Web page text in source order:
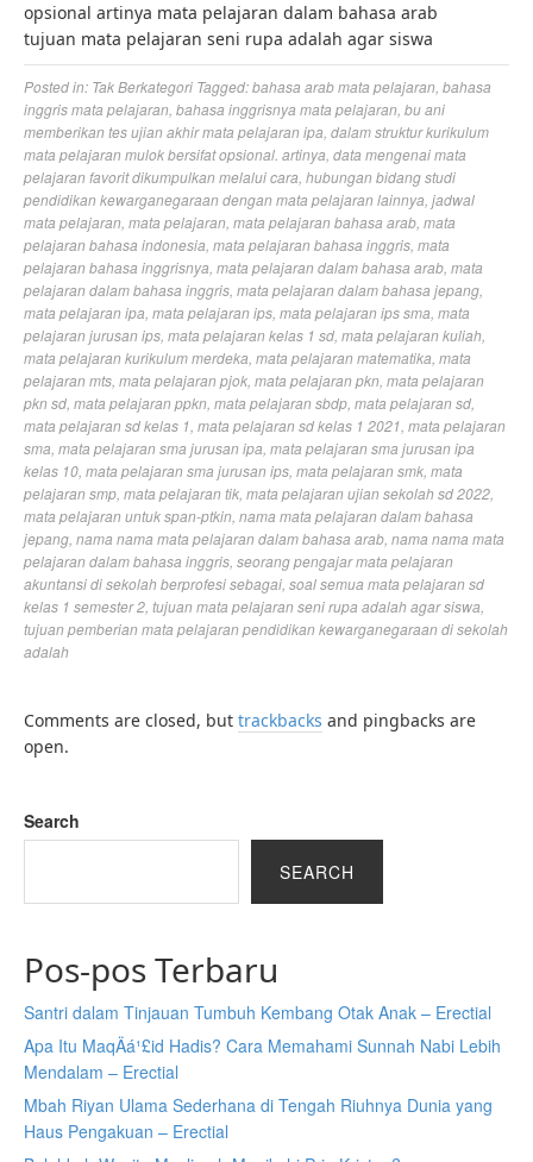
opsional artinya mata pelajaran dalam bahasa arab
tujuan mata pelajaran seni rupa adalah agar siswa
Posted in: Tak Berkategori Tagged:bahasa arab mata pelajaran bahasa
inggris mata pelajaran bahasa inggrisnya mata pelajaran bu ani
memberikan tes ujian akhir mata pelajaran ipa dalam struktur kurikulum
mata pelajaran mulok bersifat opsional. artinya data mengenai mata
pelajaran favorit dikumpulkan melalui cara hubungan bidang studi
pendidikan kewarganegaraan dengan mata pelajaran lainnya jadwal
mata pelajaran mata pelajaran mata pelajaran bahasa arab mata
pelajaran bahasa indonesia mata pelajaran bahasa inggris mata
pelajaran bahasa inggrisnya mata pelajaran dalam bahasa arab mata
pelajaran dalam bahasa inggris mata pelajaran dalam bahasa jepang
mata pelajaran ipa mata pelajaran ips mata pelajaran ips sma mata
pelajaran jurusan ips mata pelajaran kelas 1 sd mata pelajaran kuliah
mata pelajaran kurikulum merdeka mata pelajaran matematika mata
pelajaran mts mata pelajaran pjok mata pelajaran pkn mata pelajaran
pkn sd mata pelajaran ppkn mata pelajaran sbdp mata pelajaran sd
mata pelajaran sd kelas 1 mata pelajaran sd kelas 1 2021 mata pelajaran
sma mata pelajaran sma jurusan ipa mata pelajaran sma jurusan ipa
kelas 10 mata pelajaran sma jurusan ips mata pelajaran smk mata
pelajaran smp mata pelajaran tik mata pelajaran ujian sekolah sd 2022
mata pelajaran untuk span-ptkin nama mata pelajaran dalam bahasa
jepang nama nama mata pelajaran dalam bahasa arab nama nama mata
pelajaran dalam bahasa inggris seorang pengajar mata pelajaran
akuntansi di sekolah berprofesi sebagai soal semua mata pelajaran sd
kelas 1 semester 2 tujuan mata pelajaran seni rupa adalah agar siswa
tujuan pemberian mata pelajaran pendidikan kewarganegaraan di sekolah
adalah
Comments are closed, but trackbacks and pingbacks are
open.
Search
SEARCH
Pos-pos Terbaru
Santri dalam Tinjauan Tumbuh Kembang Otak Anak – Erectial
Apa Itu MaqÄá¹£id Hadis? Cara Memahami Sunnah Nabi Lebih
Mendalam – Erectial
Mbah Riyan Ulama Sederhana di Tengah Riuhnya Dunia yang
Haus Pengakuan – Erectial